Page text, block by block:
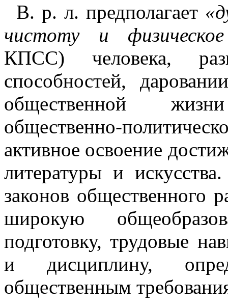
В. р. л. предполагает
чистоту и физическое
КПСС) человека,
способностей,
общественной
общественно-
активное освоение
литературы и
законов общественного
широкую
подготовку, трудовые
и дисциплину,
общественным